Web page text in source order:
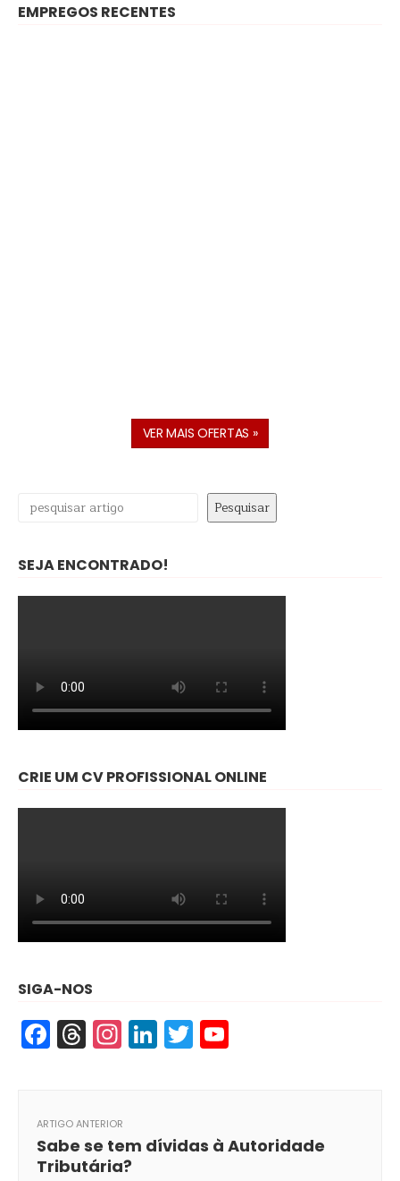
EMPREGOS RECENTES
VER MAIS OFERTAS »
Pesquisar Pesquisar
SEJA ENCONTRADO!
CRIE UM CV PROFISSIONAL ONLINE
SIGA-NOS
Facebook
Threads
Instagram
LinkedIn
Twitter
ARTIGO ANTERIOR
Sabe se tem dívidas à Autoridade
Tributária?